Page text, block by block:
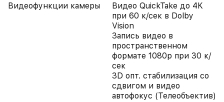
Видеофункции камеры
Видео QuickTake до 4K
при 60 к/сек в Dolby
Vision
Запись видео в
пространственном
формате 1080p при 30 к/
сек
3D опт. стабилизация со
сдвигом и видео
автофокус (Телеобъектив)